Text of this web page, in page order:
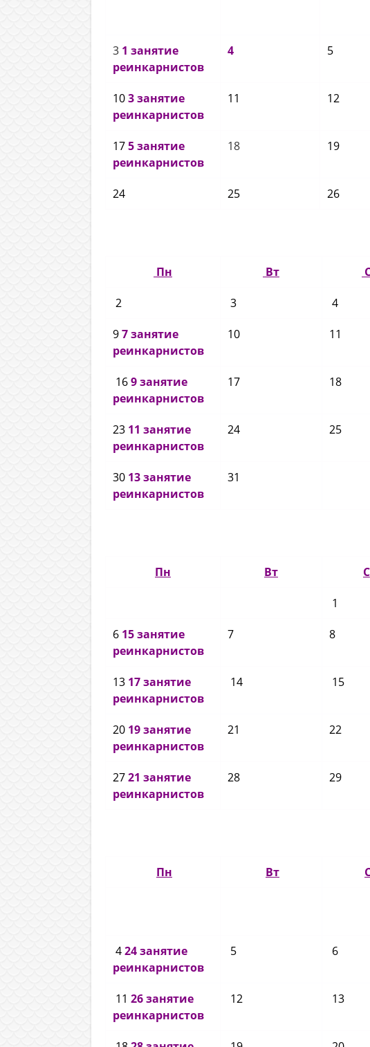
3 1 занятие
реинкарнистов
4 5
103 занятие
реинкарнистов
11 12
175 занятие
реинкарнистов
18 19
24 25 26
Пн Вт
2 3 4
97 занятие
реинкарнистов
10 11
169 занятие
реинкарнистов
17 18
23 11 занятие
реинкарнистов
24 25
30 13 занятие
реинкарнистов
31
Пн Вт
1
6 15 занятие
реинкарнистов
7 8
13 17 занятие
реинкарнистов
14 15
20 19 занятие
реинкарнистов
21 22
2721 занятие
реинкарнистов
28 29
Пн Вт
424 занятие
реинкарнистов
5 6
11 26 занятие
реинкарнистов
12 13